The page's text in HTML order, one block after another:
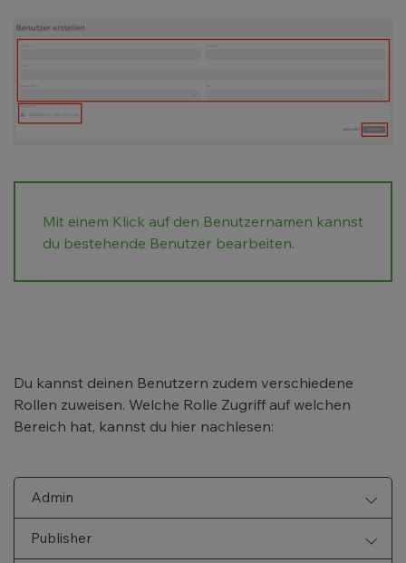
Mit einem Klick auf den Benutzernamen kannst
du bestehende Benutzer bearbeiten.
Du kannst deinen Benutzern zudem verschiedene
Rollen zuweisen. Welche Rolle Zugriff auf welchen
Bereich hat, kannst du hier nachlesen:
Admin
Publisher